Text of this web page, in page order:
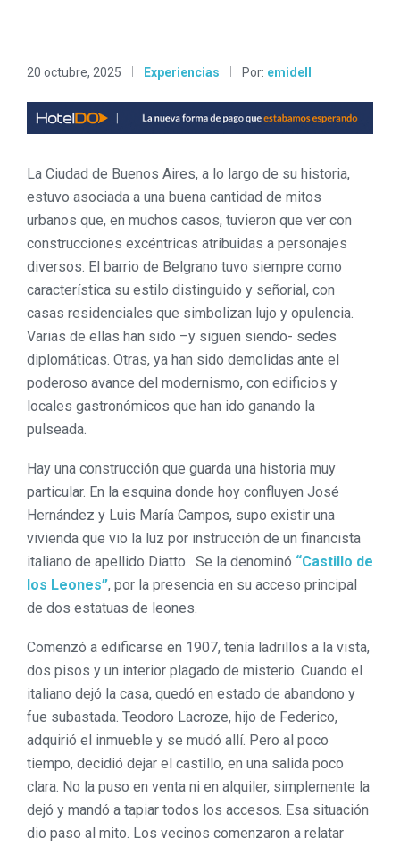
20 octubre, 2025 Experiencias Por: emidell
La Ciudad de Buenos Aires, a lo largo de su historia,
estuvo asociada a una buena cantidad de mitos
urbanos que, en muchos casos, tuvieron que ver con
construcciones excéntricas atribuidas a personajes
diversos. El barrio de Belgrano tuvo siempre como
característica su estilo distinguido y señorial, con
casas residenciales que simbolizan lujo y opulencia.
Varias de ellas han sido –y siguen siendo- sedes
diplomáticas. Otras, ya han sido demolidas ante el
poderoso avance del modernismo, con edificios y
locales gastronómicos que han ido ganando la
pulseada.
Hay una construcción que guarda una historia muy
particular. En la esquina donde hoy confluyen José
Hernández y Luis María Campos, supo existir una
vivienda que vio la luz por instrucción de un financista
italiano de apellido Diatto. Se la denominó “Castillo de
los Leones”, por la presencia en su acceso principal
de dos estatuas de leones.
Comenzó a edificarse en 1907, tenía ladrillos a la vista,
dos pisos y un interior plagado de misterio. Cuando el
italiano dejó la casa, quedó en estado de abandono y
fue subastada. Teodoro Lacroze, hijo de Federico,
adquirió el inmueble y se mudó allí. Pero al poco
tiempo, decidió dejar el castillo, en una salida poco
clara. No la puso en venta ni en alquiler, simplemente la
dejó y mandó a tapiar todos los accesos. Esa situación
dio paso al mito. Los vecinos comenzaron a relatar